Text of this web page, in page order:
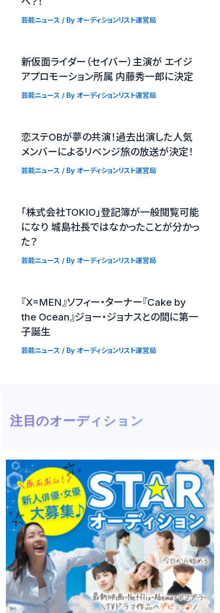
芸能ニュース / By オーディションリスト運営局
新仮面ライダー（セイバー）主演が エイジ
アプロモーション所属 内藤秀一郎に決定
芸能ニュース / By オーディションリスト運営局
恋ステOBが夢の共演！過去出演した人気
メンバーによるリベンジ旅の放送が決定！
芸能ニュース / By オーディションリスト運営局
「株式会社TOKIO」登記簿が一般閲覧可能
になり 城島社長ではなかったことが分かっ
た？
芸能ニュース / By オーディションリスト運営局
『X=MEN』ソフィー・ターナー『Cake by
the Ocean』ジョー・ジョナスとの間に第一
子誕生
芸能ニュース / By オーディションリスト運営局
注目のオーディション